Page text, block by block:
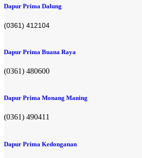
Dapur Prima Dalung
(0361) 412104
Dapur Prima Buana Raya
(0361) 480600
Dapur Prima Monang Maning
(0361) 490411​
Dapur Prima Kedonganan